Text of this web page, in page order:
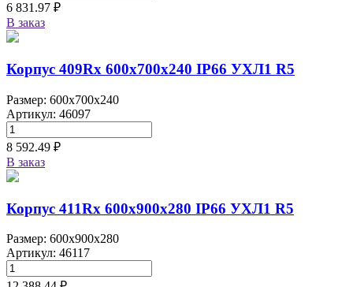
6 831.97 ₽
В заказ
Корпус 409Rx 600х700х240 IP66 УХЛ1 R5
Размер: 600x700x240
Артикул: 46097
8 592.49 ₽
В заказ
Корпус 411Rx 600х900х280 IP66 УХЛ1 R5
Размер: 600x900x280
Артикул: 46117